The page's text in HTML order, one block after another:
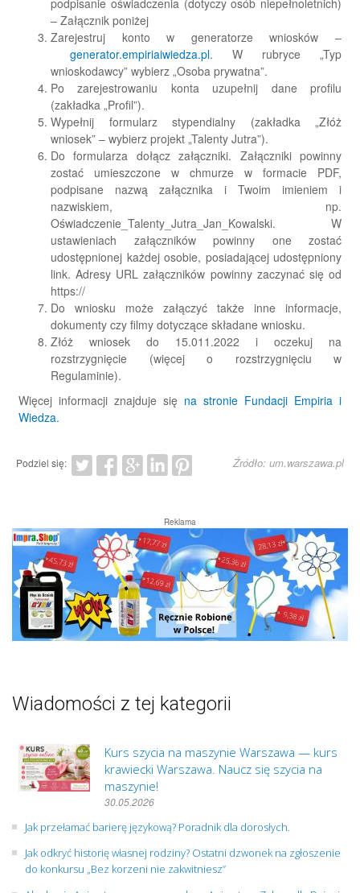
nowej
karcie)
podpisanie oświadczenia (dotyczy osób niepełnoletnich)
– Załącznik poniżej
Zarejestruj konto w generatorze wniosków –
generator.empiriaiwiedza.pl(otwiera
się
w
karcie)
. W rubryce „Typ
wnioskodawcy” wybierz „Osoba prywatna”.
Po zarejestrowaniu konta uzupełnij dane profilu
(zakładka „Profil”).
Wypełnij formularz stypendialny (zakładka „Złóż
wniosek” – wybierz projekt „Talenty Jutra”).
Do formularza dołącz załączniki. Załączniki powinny
zostać umieszczone w chmurze w formacie PDF,
podpisane nazwą załącznika i Twoim imieniem i
nazwiskiem, np.
Oświadczenie_Talenty_Jutra_Jan_Kowalski. W
ustawieniach załączników powinny one zostać
udostępnionej każdej osobie, posiadającej udostępniony
link. Adresy URL załączników powinny zaczynać się od
https://
Do wniosku może załączyć także inne informacje,
dokumenty czy filmy dotyczące składane wniosku.
Złóż wniosek do 15.011.2022 i oczekuj na
rozstrzygnięcie (więcej o rozstrzygnięciu w
Regulaminie).
Więcej informacji znajduje się na stronie Fundacji Empiria i
Wiedza.
Podziel się: Źródło: um.warszawa.pl
Reklama
Wiadomości z tej kategorii
Kurs szycia na maszynie Warszawa — kurs
krawiecki Warszawa. Naucz się szycia na
maszynie!
30.05.2026
Jak przełamać barierę językową? Poradnik dla dorosłych.
Jak odkryć historię własnej rodziny? Ostatni dzwonek na zgłoszenie
do konkursu „Bez korzeni nie zakwitniesz”